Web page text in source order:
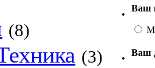
(8)
(3)
•
Ваш
•
Ваш